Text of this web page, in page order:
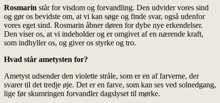
Rosmarin står for visdom og forvandling. Den udvider vores sind
og gør os bevidste om, at vi kan søge og finde svar, også udenfor
vores eget sind. Rosmarin åbner døren for dybe nye erkendelser.
Den viser os, at vi indeholder og er omgivet af en nærende kraft,
som indhyller os, og giver os styrke og tro.
Hvad står ametysten for?
Ametyst udsender den violette stråle, som er en af farverne, der
svarer til det tredje øje. Det er en farve, som kan ses ved solnedgang,
lige før skumringen forvandler dagslyset til mørke.